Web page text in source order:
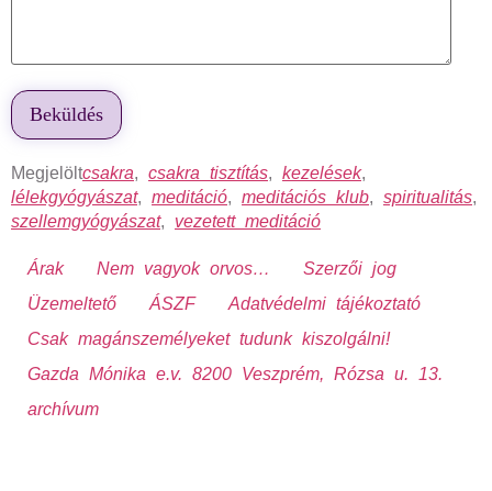
Megjelöltcsakra, csakra tisztítás, kezelések,
lélekgyógyászat, meditáció, meditációs klub, spiritualitás,
szellemgyógyászat, vezetett meditáció
Árak Nem vagyok orvos…
Szerzői jog
Üzemeltető
ÁSZF
Adatvédelmi tájékoztató
Csak magánszemélyeket tudunk kiszolgálni!
Gazda Mónika e.v. 8200 Veszprém, Rózsa u. 13.
archívum